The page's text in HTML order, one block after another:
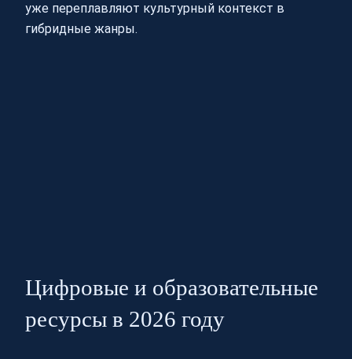
уже переплавляют культурный контекст в
гибридные жанры.
Цифровые и образовательные
ресурсы в 2026 году